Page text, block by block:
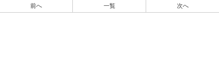
前へ 一覧 次へ